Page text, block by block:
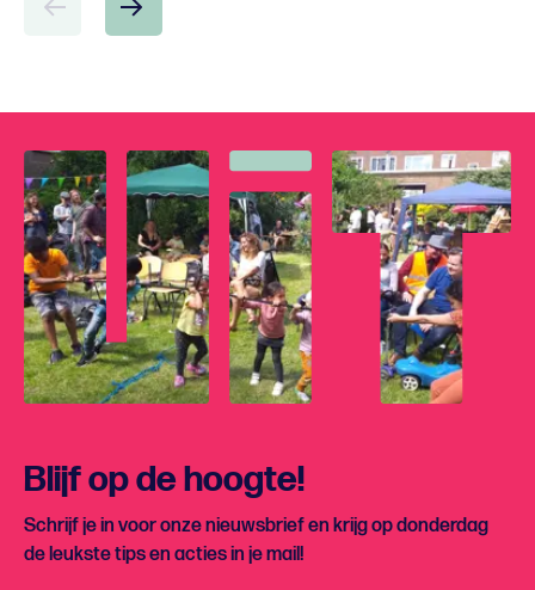
Blijf op de hoogte!
Schrijf je in voor onze nieuwsbrief en krijg op donderdag
de leukste tips en acties in je mail!